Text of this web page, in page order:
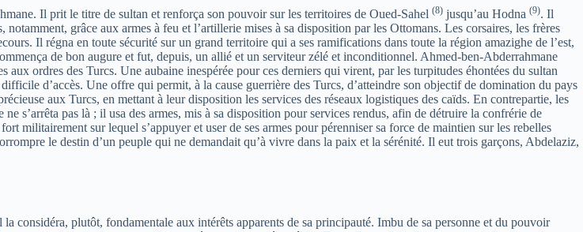
Il prit le titre de sultan et renforça son pouvoir sur les territoires de Oued-Sahel (8) jusqu’au Hodna (9). Il
notamment, grâce aux armes à feu et l’artillerie mises à sa disposition par les Ottomans. Les corsaires, les frères
Il régna en toute sécurité sur un grand territoire qui a ses ramifications dans toute la région amazighe de l’est,
de bon augure et fut, depuis, un allié et un serviteur zélé et inconditionnel. Ahmed-ben-Abderrahmane
ordres des Turcs. Une aubaine inespérée pour ces derniers qui virent, par les turpitudes éhontées du sultan
d’accès. Une offre qui permit, à la cause guerrière des Turcs, d’atteindre son objectif de domination du pays
aux Turcs, en mettant à leur disposition les services des réseaux logistiques des caïds. En contrepartie, les
s’arrêta pas là ; il usa des armes, mis à sa disposition pour services rendus, afin de détruire la confrérie de
sur lequel s’appuyer et user de ses armes pour pérenniser sa force de maintien sur les rebelles
le destin d’un peuple qui ne demandait qu’à vivre dans la paix et la sérénité. Il eut trois garçons, Abdelaziz,
considéra, plutôt, fondamentale aux intérêts apparents de sa principauté. Imbu de sa personne et du pouvoir